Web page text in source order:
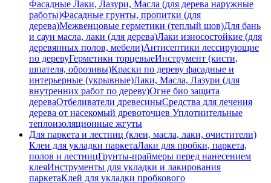
Фасадные Лаки, Лазури, Масла (для дерева наружные
работы)Фасадные грунты, пропитки (для
дерева)Межвенцовые герметики (теплый шов)Для бань
и саун масла, лаки (для дерева)Лаки износостойкие (для
деревянных полов, мебели)Антисептики лесcирующие
по деревуГерметики торцевыеИнструмент (кисти,
шпателя, оброзивы)Краски по дереву фасадные и
интерьерные (укрывные)Лаки, Масла, Лазури (для
внутренних работ по дереву)Огне био защита
дереваОтбеливатели древесиныСредства для лечения
дерева от насекомый древоточцев Уплотнительные
теплоизоляционные жгуты
Для паркета и лестниц (клеи, масла, лаки, очистители)
Клеи для укладки паркетаЛаки для пробки, паркета,
полов и лестницГрунты-праймеры перед нанесением
клеяИнструменты для укладки и лакирования
паркетаКлей для укладки пробкового